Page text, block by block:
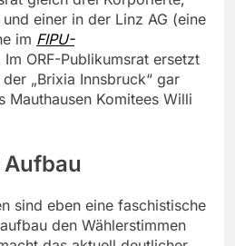
einer in der Linz AG (eine
im FIPU-
Im ORF-Publikumsrat ersetzt
„Brixia Innsbruck“ gar
Mauthausen Komitees Willi
Aufbau
sind eben eine faschistische
den Wählerstimmen